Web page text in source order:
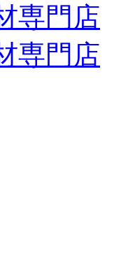
専門店
専門店